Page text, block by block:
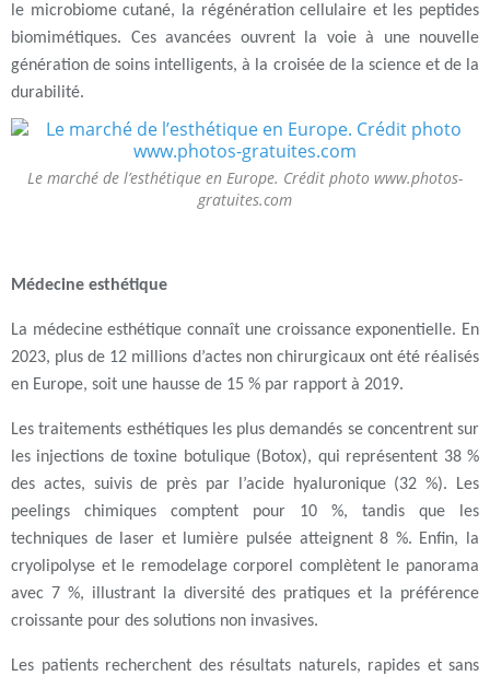
le microbiome cutané, la régénération cellulaire et les peptides
biomimétiques. Ces avancées ouvrent la voie à une nouvelle
génération desoins intelligents, à la croisée de la scienceet de la
durabilité.
Le marché de l’esthétique en Europe. Crédit photo www.photos-
gratuites.com
Médecine esthétique
La médecine esthétique connaît une croissance exponentielle. En
2023, plus de 12 millions d’actes non chirurgicaux ont été réalisés
en Europe, soit une hausse de 15 % par rapport à 2019.
Lestraitements esthétiques les plus demandés se concentrent sur
les injections de toxine botulique (Botox), qui représentent 38 %
des actes, suivis de près par l’acide hyaluronique(32 %). Les
peelings chimiques comptent pour 10 %, tandis que les
techniques de
laser et lumière pulsée atteignent8 %. Enfin, la
cryolipolyse et le remodelage corporel
complètent le panorama
avec 7 %, illustrant la diversité des pratiques et la préférence
croissante pour des solutions non invasives.
Les patients recherchent des résultats naturels, rapides et sans